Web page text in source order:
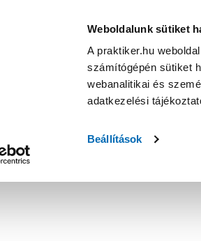
Weboldalunk sütiket
A praktiker.hu
számítógépén sütiket
webanalitikai és
adatkezelési
Beállítások